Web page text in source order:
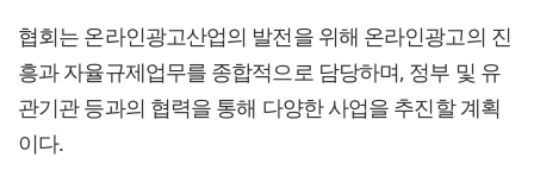
협회는 온라인광고산업의 발전을 위해 온라인광고의 진
흥과 자율규제업무를 종합적으로 담당하며, 정부 및 유
관기관 등과의 협력을 통해 다양한 사업을 추진할 계획
이다.